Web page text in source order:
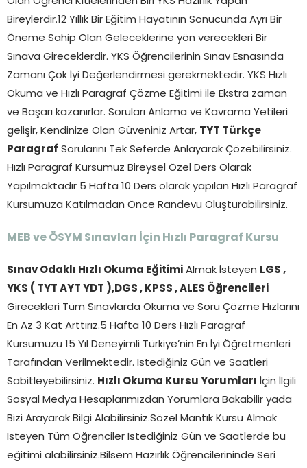
Bireylerdir.12 Yıllık Bir Eğitim Hayatının Sonucunda Ayrı Bir
Öneme Sahip Olan Geleceklerine yön verecekleri Bir
Sınava Gireceklerdir. YKS Öğrencilerinin Sınav Esnasında
Zamanı Çok İyi Değerlendirmesi gerekmektedir. YKS Hızlı
Okuma ve Hızlı Paragraf Çözme Eğitimi ile Ekstra zaman
ve Başarı kazanırlar. Soruları Anlama ve Kavrama Yetileri
gelişir, Kendinize Olan Güveniniz Artar, TYT Türkçe
Paragraf Sorularını Tek Seferde Anlayarak Çözebilirsiniz.
Hızlı Paragraf Kursumuz Bireysel Özel Ders Olarak
Yapılmaktadır 5 Hafta 10 Ders olarak yapılan Hızlı Paragraf
Kursumuza Katılmadan Önce Randevu Oluşturabilirsiniz.
MEB ve ÖSYM Sınavları İçin Hızlı Paragraf Kursu
Sınav Odaklı Hızlı Okuma Eğitimi Almak İsteyen LGS ,
YKS ( TYT AYT YDT ),DGS , KPSS , ALES Öğrencileri
Girecekleri Tüm Sınavlarda Okuma ve Soru Çözme Hızlarını
En Az 3 Kat Arttırız.5 Hafta 10 Ders Hızlı Paragraf
Kursumuzu 15 Yıl Deneyimli Türkiye’nin En İyi Öğretmenleri
Tarafından Verilmektedir. İstediğiniz Gün ve Saatleri
Sabitleyebilirsiniz. Hızlı Okuma Kursu Yorumları
İçin İlgili
Sosyal Medya Hesaplarımızdan Yorumlara Bakabilir yada
Bizi Arayarak Bilgi Alabilirsiniz.Sözel Mantık Kursu Almak
İsteyen Tüm Öğrenciler İstediğiniz Gün ve Saatlerde bu
eğitimi alabilirsiniz.Bilsem Hazırlık Öğrencilerininde Seri